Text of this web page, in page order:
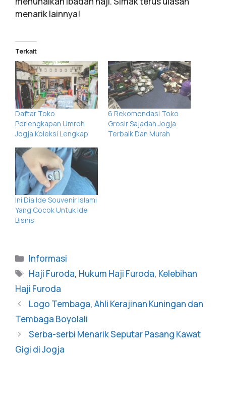
menarik lainnya!
Terkait
Daftar Toko
Perlengkapan Umroh
Jogja Koleksi Lengkap
6 Rekomendasi Toko
Grosir Sajadah Jogja
Terbaik Dan Murah
Ini Dia Ide Souvenir Islami
Yang Cocok Untuk Ide
Bisnis
Informasi
Haji Furoda, Hukum Haji Furoda, Kelebihan
Haji Furoda
Logo Tembaga, Ahli Kerajinan Kuningan dan
Tembaga Boyolali
Serba-serbi Menarik Seputar Pasang Kawat
Gigi di Jogja